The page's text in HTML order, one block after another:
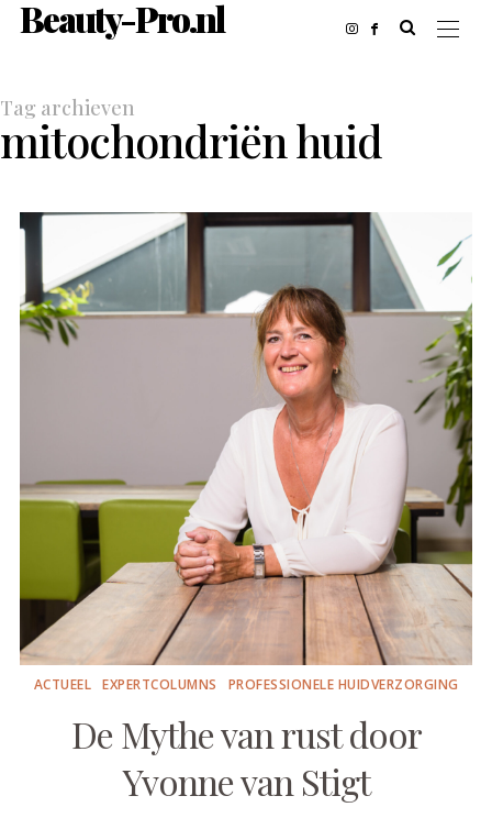
Beauty-Pro.nl
Tag archieven
mitochondriën huid
ACTUEEL EXPERTCOLUMNS PROFESSIONELE HUIDVERZORGING
De Mythe van rust door
Yvonne van Stigt